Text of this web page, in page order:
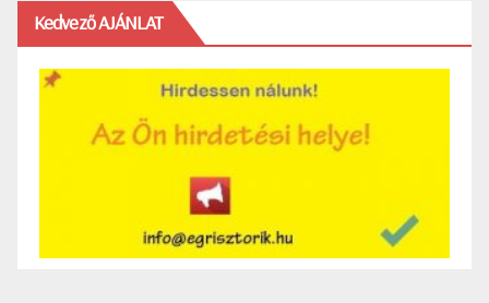
Kedvező AJÁNLAT